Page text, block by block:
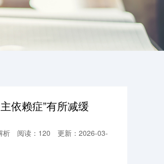
依赖症”有所减缓
析 阅读：120
更新：2026-03-